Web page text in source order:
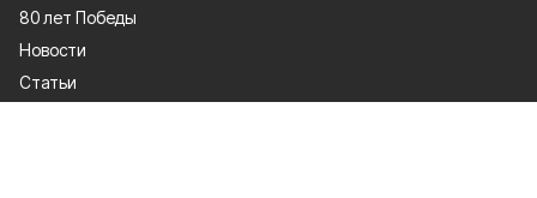
80 лет Победы
Новости
Статьи